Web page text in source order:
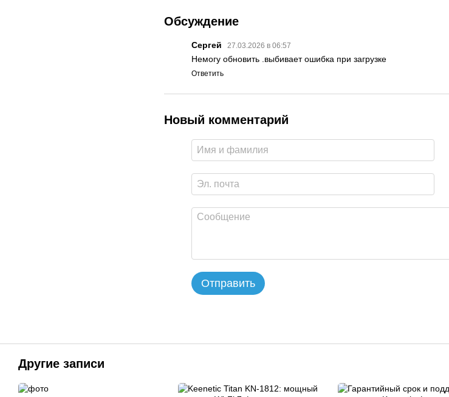
Обсуждение
Сергей 27.03.2026 в 06:57
Немогу обновить .выбивает ошибка при загрузке
Ответить
Новый комментарий
Отправить
Другие записи